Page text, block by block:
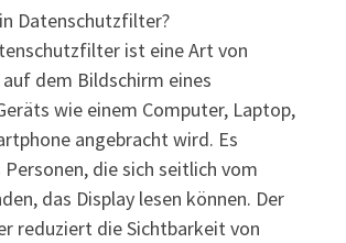
Datenschutzfilter?
ist eine Art von
dem Bildschirm eines
wie einem Computer, Laptop,
angebracht wird. Es
die sich seitlich vom
das Display lesen können. Der
reduziert die Sichtbarkeit von